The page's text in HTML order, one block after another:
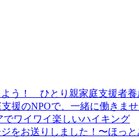
よう！ ひとり親家庭支援者
援のNPOで、一緒に働きませ
ワイワイ楽しいハイキング
をお送りしました！〜ほっ